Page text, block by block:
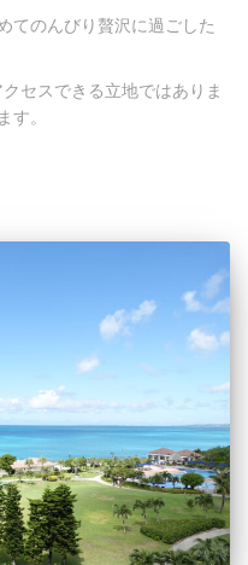
てのんびり贅沢に過ごした
セスできる立地ではありま
す。